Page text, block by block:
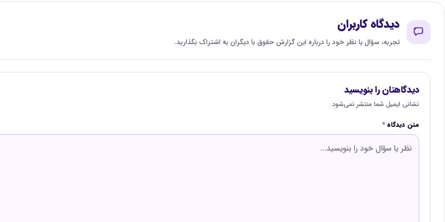
دیدگاه کاربران
تجربه، سؤال یا نظر خود را درباره این گزارش حقوق با دیگران به اشتراک بگذارید.
دیدگاهتان را بنویسید
نشانی ایمیل شما منتشر نمی‌شود.
متن دیدگاه*